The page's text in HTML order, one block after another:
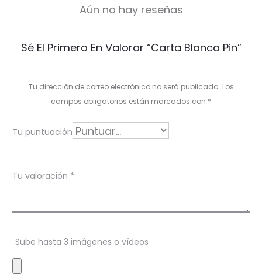
V
a
r
i
o
e
s
Aún no hay reseñas
Sé El Primero En Valorar “Carta Blanca Pin”
Tu dirección de correo electrónico no será publicada. Los
campos obligatorios están marcados con *
Tu puntuación
Tu valoración *
Sube hasta 3 imágenes o vídeos